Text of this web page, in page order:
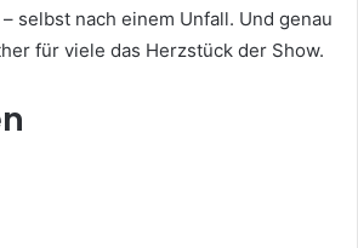
selbst nach einem Unfall. Und genau
für viele das Herzstück der Show.